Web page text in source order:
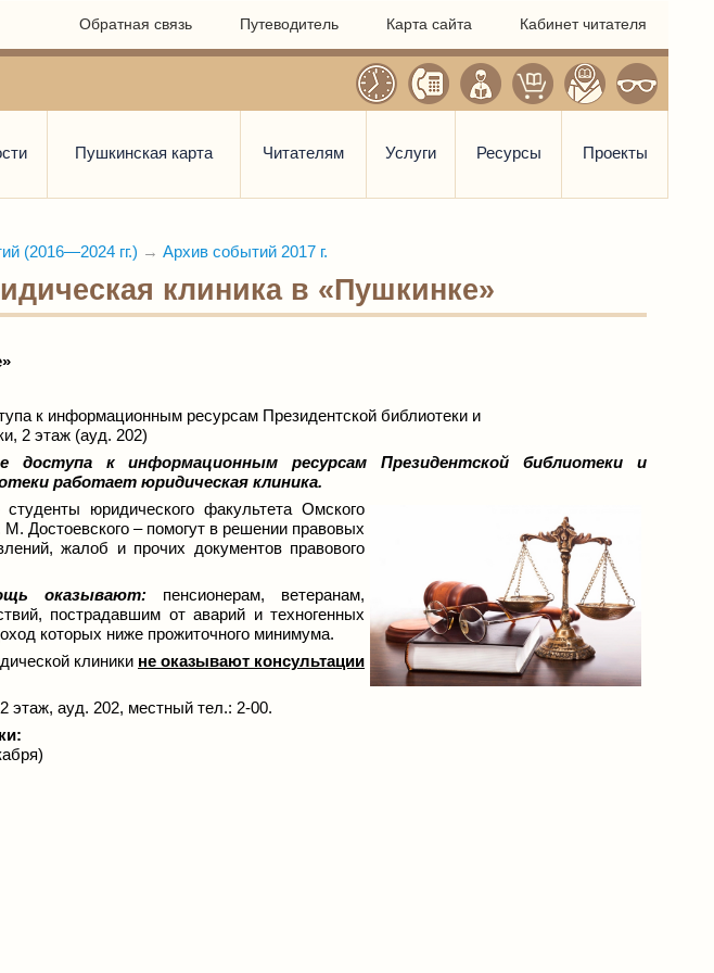
Обратная связь Путеводитель Карта сайта Кабинет читателя
Пушкинская карта Читателям Услуги Ресурсы Проекты
(2016—2024 гг.) → Архив событий 2017 г.
клиника в «Пушкинке»
к информационным ресурсам Президентской библиотеки и
2 этаж (ауд. 202)
доступа к информационным ресурсам Президентской библиотеки и
работает юридическая клиника.
юридического факультета Омского
М. Достоевского – помогут в решении правовых
жалоб и прочих документов правового
оказывают: пенсионерам, ветеранам,
пострадавшим от аварий и техногенных
которых ниже прожиточного минимума.
клиники не оказывают консультации
ауд. 202, местный тел.: 2-00.